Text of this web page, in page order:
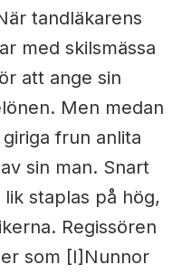
tandläkarens
med skilsmässa
att ange sin
Men medan
frun anlita
sin man. Snart
staplas på hög,
Regissören
som [I]Nunnor